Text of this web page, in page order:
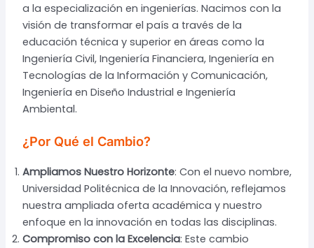
a la especialización en ingenierías. Nacimos con la
visión de transformar el país a través de la
educación técnica y superior en áreas como la
Ingeniería Civil, Ingeniería Financiera, Ingeniería en
Tecnologías de la Información y Comunicación,
Ingeniería en Diseño Industrial e Ingeniería
Ambiental.
¿Por Qué el Cambio?
Ampliamos Nuestro Horizonte: Con el nuevo nombre,
Universidad Politécnica de la Innovación, reflejamos
nuestra ampliada oferta académica y nuestro
enfoque en la innovación en todas las disciplinas.
Compromiso con la Excelencia: Este cambio